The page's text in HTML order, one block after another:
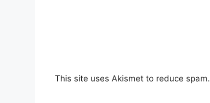
This site uses Akismet to reduce spam.